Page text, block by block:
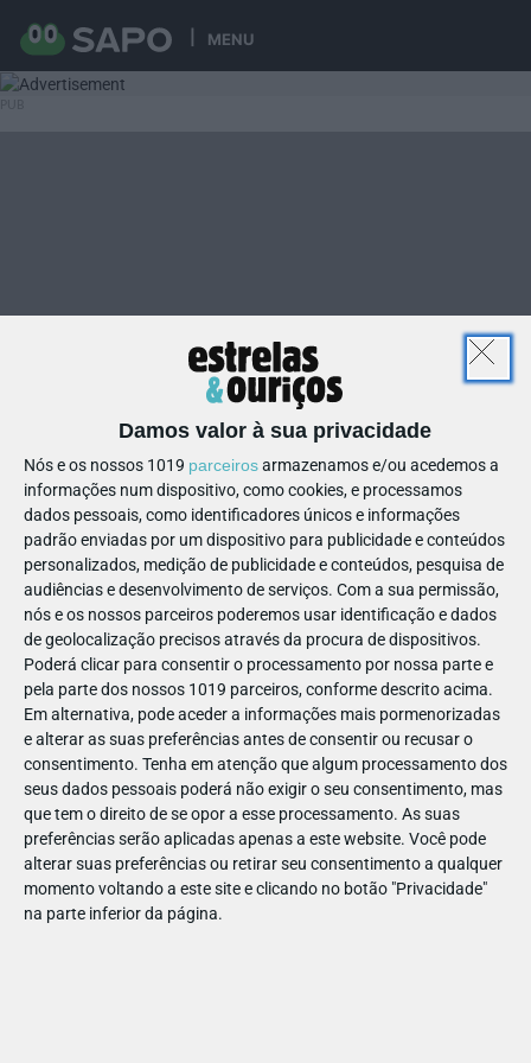
MENU
Damos valor à sua privacidade
Nós e os nossos 1019 parceirosarmazenamos e/ou acedemos a
informações num dispositivo, como cookies, e processamos
dados pessoais, como identificadores únicos e informações
padrão enviadas por um dispositivo para publicidade e conteúdos
personalizados, medição de publicidade e conteúdos, pesquisa de
audiências e desenvolvimento de serviços. Com a sua permissão,
nós e os nossos parceiros poderemos usar identificação e dados
de geolocalização precisos através da procura de dispositivos.
Poderá clicar para consentir o processamento por nossa parte e
pela parte dos nossos 1019 parceiros, conforme descrito acima.
Em alternativa, pode aceder a informações mais pormenorizadas
e alterar as suas preferências antes de consentir ou recusar o
consentimento. Tenha em atenção que algum processamento dos
seus dados pessoais poderá não exigir o seu consentimento, mas
que tem o direito de se opor a esse processamento. As suas
preferências serão aplicadas apenas a este website. Você pode
alterar suas preferências ou retirar seu consentimento a qualquer
momento voltando a este site e clicando no botão "Privacidade"
na parte inferior da página.
23
70568593876964